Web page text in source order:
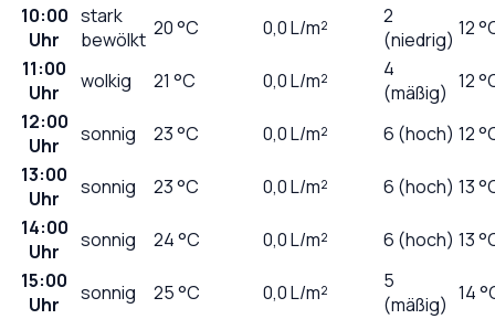
10:00
Uhr
stark
bewölkt 20°C 0,0L/m²
2
(niedrig) 12
11:00
Uhr
wolkig 21 °C 0,0L/m²
4
(mäßig) 12
12:00
Uhr
sonnig 23°C 0,0L/m² 6 (hoch) 12
13:00
Uhr
sonnig 23°C 0,0L/m² 6 (hoch) 13
14:00
Uhr
sonnig 24°C 0,0L/m² 6 (hoch) 13
15:00
Uhr
sonnig 25°C 0,0L/m²
5
(mäßig) 14